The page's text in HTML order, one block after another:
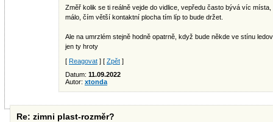
Změř kolik se ti reálně vejde do vidlice, vepředu často bývá víc
málo, čím větší kontaktní plocha tím líp to bude držet.
Ale na umrzlém stejně hodně opatrně, když bude někde ve stínu
jen ty hroty
[ Reagovat ] [ Zpět ]
Datum: 11.09.2022
Autor: xtonda
Re: zimni plast-rozměr?